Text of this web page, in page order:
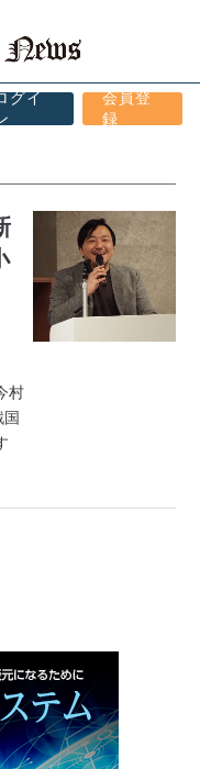
グイ
会員登
録
村
国